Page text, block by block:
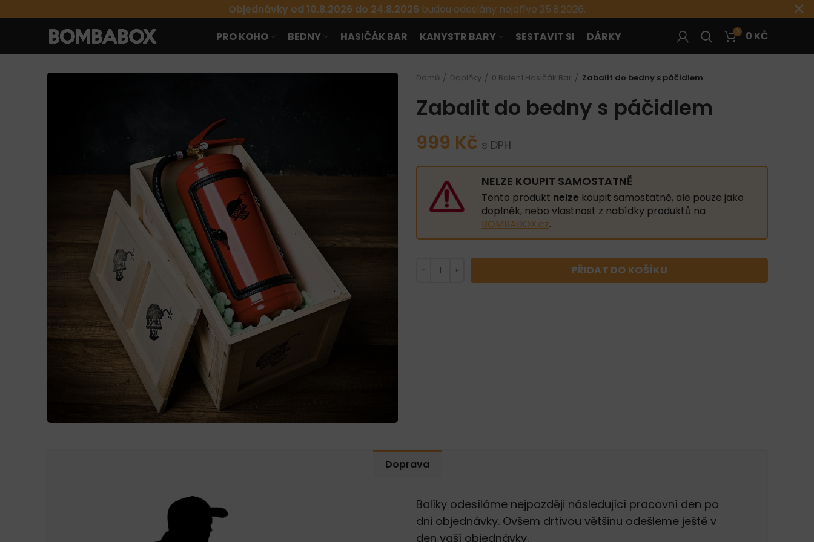
PRO KOHO BEDNY HASIČÁK BAR KANYSTR BARY SESTAVIT SI DÁRKY 0 0 KČ
Domů Doplňky 0 Balení Hasičák Bar Zabalit do bedny s páčidlem
Zabalit do bedny s páčidlem
999 Kč s DPH
NELZE KOUPIT SAMOSTATNĚ
Tento produkt nelze koupit samostatně, ale pouze jako
doplněk, nebo vlastnost z nabídky produktů na
BOMBABOX.cz.
PŘIDAT DO KOŠÍKU
Doprava
Balíky odesíláme nejpozději následující pracovní den po
dni objednávky. Ovšem drtivou většinu odešleme ještě v
den vaší objednávky.
Objednávky od 10.8.2026 do 24.8.2026 budou odeslány nejdříve 25.8.2026.